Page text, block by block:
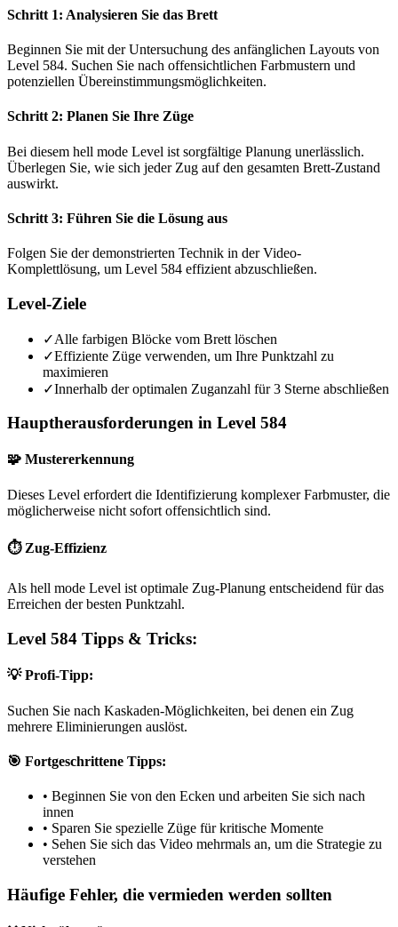
Schritt 1: Analysieren Sie das Brett
Beginnen Sie mit der Untersuchung des anfänglichen Layouts von
Level 584. Suchen Sie nach offensichtlichen Farbmustern und
potenziellen Übereinstimmungsmöglichkeiten.
Schritt 2: Planen Sie Ihre Züge
Bei diesem hell mode Level ist sorgfältige Planung unerlässlich.
Überlegen Sie, wie sich jeder Zug auf den gesamten Brett-Zustand
auswirkt.
Schritt 3: Führen Sie die Lösung aus
Folgen Sie der demonstrierten Technik in der Video-
Komplettlösung, um Level 584 effizient abzuschließen.
Level-Ziele
✓Alle farbigen Blöcke vom Brett löschen
✓Effiziente Züge verwenden, um Ihre Punktzahl zu
maximieren
✓Innerhalb der optimalen Zuganzahl für 3 Sterne abschließen
Hauptherausforderungen in Level 584
🧩 Mustererkennung
Dieses Level erfordert die Identifizierung komplexer Farbmuster, die
möglicherweise nicht sofort offensichtlich sind.
⏱️ Zug-Effizienz
Als hell mode Level ist optimale Zug-Planung entscheidend für das
Erreichen der besten Punktzahl.
Level 584 Tipps & Tricks:
💡 Profi-Tipp:
Suchen Sie nach Kaskaden-Möglichkeiten, bei denen ein Zug
mehrere Eliminierungen auslöst.
🎯 Fortgeschrittene Tipps:
• Beginnen Sie von den Ecken und arbeiten Sie sich nach
innen
• Sparen Sie spezielle Züge für kritische Momente
• Sehen Sie sich das Video mehrmals an, um die Strategie zu
verstehen
Häufige Fehler, die vermieden werden sollten